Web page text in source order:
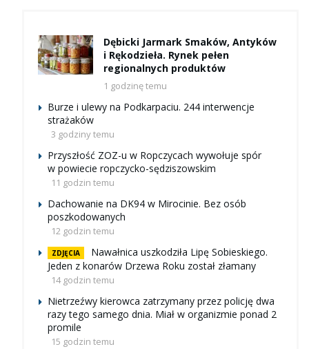
Dębicki Jarmark Smaków, Antyków
i Rękodzieła. Rynek pełen
regionalnych produktów
1 godzinę temu
Burze i ulewy na Podkarpaciu. 244 interwencje
strażaków
3 godziny temu
Przyszłość ZOZ-u w Ropczycach wywołuje spór
w powiecie ropczycko-sędziszowskim
11 godzin temu
Dachowanie na DK94 w Mirocinie. Bez osób
poszkodowanych
12 godzin temu
ZDJĘCIA
Nawałnica uszkodziła Lipę Sobieskiego.
Jeden z konarów Drzewa Roku został złamany
14 godzin temu
Nietrzeźwy kierowca zatrzymany przez policję dwa
razy tego samego dnia. Miał w organizmie ponad 2
promile
15 godzin temu